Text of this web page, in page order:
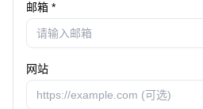
邮箱 *
网站